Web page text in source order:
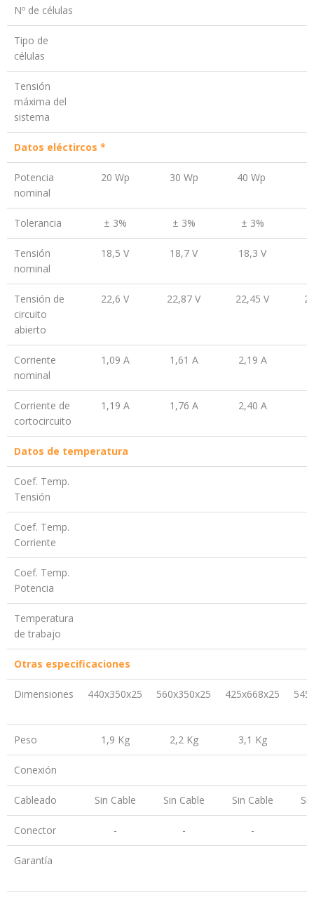
Nº de células
Tipo de
células
Tensión
máxima del
sistema
Datos eléctircos *
Potencia
nominal
20 Wp 30 Wp 40 Wp
Tolerancia ± 3% ± 3% ± 3%
Tensión
nominal
18,5 V 18,7 V 18,3 V
Tensión de
circuito
abierto
22,6 V 22,87 V 22,45 V
Corriente
nominal
1,09 A 1,61 A 2,19 A
Corriente de
cortocircuito
1,19 A 1,76 A 2,40 A
Datos de temperatura
Coef. Temp.
Tensión
Coef. Temp.
Corriente
Coef. Temp.
Potencia
Temperatura
de trabajo
Otras especificaciones
Dimensiones 440x350x25 560x350x25 425x668x25
Peso 1,9 Kg 2,2 Kg 3,1 Kg
Conexión
Cableado Sin Cable Sin Cable Sin Cable
Conector - - -
Garantía